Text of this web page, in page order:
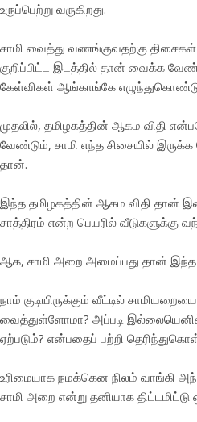
உருப்பெற்று வருகிறது.
சாமி வைத்து வணங்குவதற்கு
குறிப்பிட்ட இடத்தில் தான் வைக்க
கேள்விகள் ஆங்காங்கே
முதலில், தமிழகத்தின் ஆகம விதி
வேண்டும், சாமி எந்த சிசையில்
தான்.
இந்த தமிழகத்தின் ஆகம விதி தான்
சாத்திரம் என்ற பெயரில் வீடுகளுக்கு
ஆக, சாமி அறை அமைப்பது தான் இந்த
நாம் குடியிருக்கும் வீட்டில்
வைத்துள்ளோமா? அப்படி
ஏற்படும்? என்பதைப் பற்றி
உரிமையாக நமக்கென நிலம் வாங்கி
சாமி அறை என்று தனியாக திட்டமிட்டு